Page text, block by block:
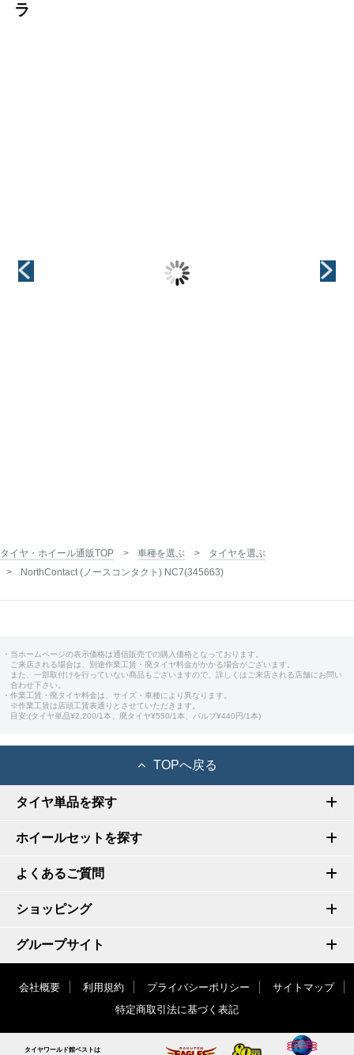
ラ
タイヤ・ホイール通販TOP 車種を選ぶ
タイヤを選ぶ
NorthContact (ノースコンタクト) NC7(345663)
・当ホームページの表示価格は通信販売での購入価格となっております。
ご来店される場合は、別途作業工賃・廃タイヤ料金がかかる場合がございます。
また、一部取付けを行っていない商品もございますので、詳しくはご来店される店舗にお問い
合わせ下さい。
・作業工賃・廃タイヤ料金は、サイズ・車種により異なります。
※作業工賃は店頭工賃表通りとさせていただきます。
目安:(タイヤ単品¥2,200/1本、廃タイヤ¥550/1本、バルブ¥440円/1本)
TOPへ戻る
タイヤ単品を探す
ホイールセットを探す
よくあるご質問
ショッピング
グループサイト
会社概要 利用規約 プライバシーポリシー
サイトマップ
特定商取引法に基づく表記
タイヤワールド館ベストは